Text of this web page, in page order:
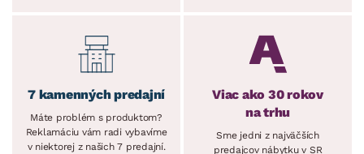
7 kamenných predajní
Máte problém s produktom?
Reklamáciu vám radi vybavíme
v niektorej z našich 7 predajní.
Viac ako 30 rokov
na trhu
Sme jedni z najväčších
predajcov nábytku v SR